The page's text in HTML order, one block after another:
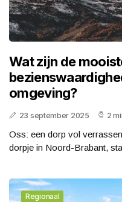
Wat zijn de
omgeving?
23 september 2025 2
Oss: een dorp vol
dorpje in Noord-Brabant,
Regionaal